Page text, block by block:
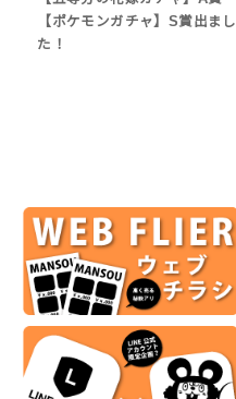
【ポケモンガチャ】S賞出まし
た！